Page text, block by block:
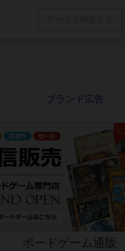
ボードゲーム通販